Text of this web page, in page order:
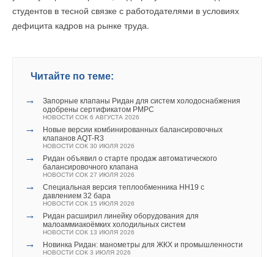
студентов в тесной связке с работодателями в условиях
дефицита кадров на рынке труда.
Читайте по теме:
→
Запорные клапаны Ридан для систем холодоснабжения
одобрены сертификатом РМРС
НОВОСТИ СОК 6 АВГУСТА 2026
→
Новые версии комбинированных балансировочных
клапанов AQT‑R3
НОВОСТИ СОК 30 ИЮЛЯ 2026
→
Ридан объявил о старте продаж автоматического
балансировочного клапана
НОВОСТИ СОК 27 ИЮЛЯ 2026
→
Специальная версия теплообменника НН19 с
давлением 32 бара
НОВОСТИ СОК 15 ИЮЛЯ 2026
→
Ридан расширил линейку оборудования для
малоаммиакоёмких холодильных систем
НОВОСТИ СОК 13 ИЮЛЯ 2026
→ Новинка Ридан: манометры для ЖКХ и промышленности
НОВОСТИ СОК 3 ИЮЛЯ 2026
итоги участия «СиСофт Девелопмент» в ЦИПР-2026
→
Девелопмент» подписали соглашение о стратегическом
сотрудничестве
→ Общий язык цифры между Россией и Беларусью
ЖУРНАЛ СОК ОКТЯБРЬ 2025
Ценность внедрения трёхмерного проектирования
ЖУРНАЛ СОК ОКТЯБРЬ 2025
Линейка Model Studio CS обновлена пакетом SP1
НОВОСТИ СОК 3 СЕНТЯБРЯ 2025
Уведомления отключены
Комментарии
и повышает их эффективность, а также является удобным
инструментом для раннего обнаружения неисправностей. В
числе других улучшений следует выделить использование
с мокрым ротором и патрубками «ин-лайн» применяются
в бытовых системах водоснабжения, отопления, вентиляции
и кондиционирования, а также в промышленных системах
циркуляции горячей воды и системах холодоснабжения.